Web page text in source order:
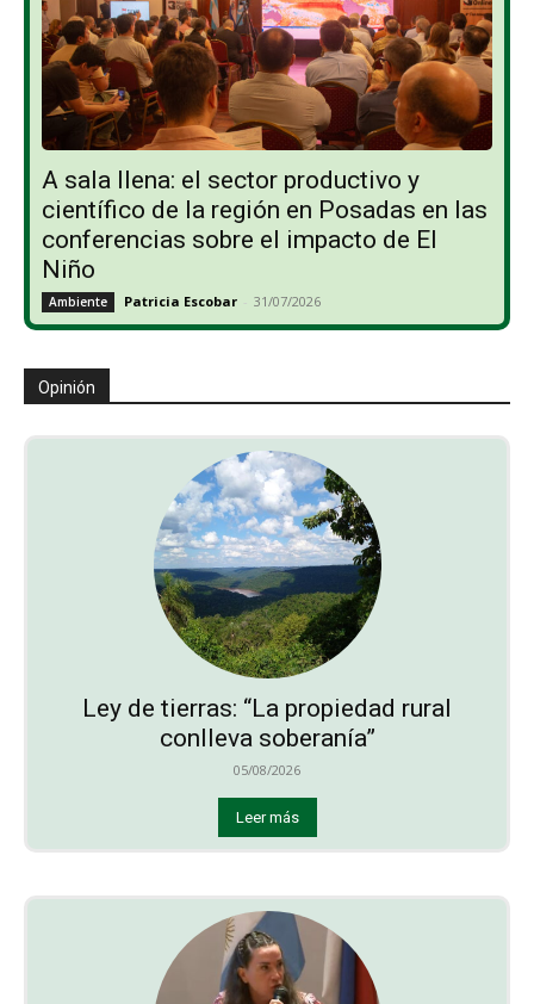
A sala llena: el sector productivo y
científico de la región en Posadas en las
conferencias sobre el impacto de El
Niño
Ambiente Patricia Escobar - 31/07/2026
Opinión
Ley de tierras: “La propiedad rural
conlleva soberanía”
05/08/2026
Leer más